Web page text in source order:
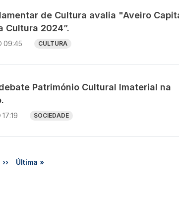
de Cultura avalia "Aveiro
Cultura 2024”.
09:45 CULTURA
Património Cultural Imaterial na
17:19 SOCIEDADE
Próxima página
›› Última página
Última »